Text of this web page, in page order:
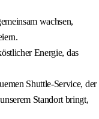
wachsen,
Energie, das
Shuttle-Service, der
Standort bringt,